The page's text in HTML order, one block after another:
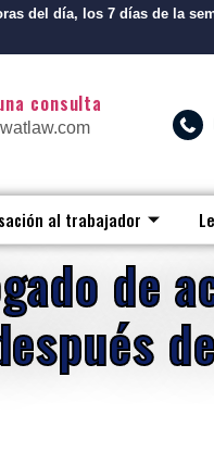
del día, los 7 días de la
consulta
al trabajador
de